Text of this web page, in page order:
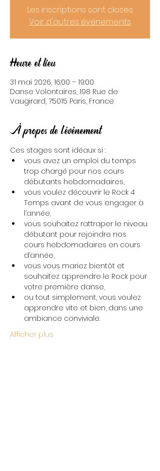
Les inscriptions sont closes
Voir d'autres événements
Heure et lieu
31 mai 2026, 16:00 – 19:00
Danse Volontaires, 198 Rue de
Vaugirard, 75015 Paris, France
À propos de l'événement
Ces stages sont idéaux si :
vous avez un emploi du temps
trop chargé pour nos cours
débutants hebdomadaires,
vous voulez découvrir le Rock 4
Temps avant de vous engager à
l’année,
vous souhaitez rattraper le niveau
débutant pour rejoindre nos
cours hebdomadaires en cours
d’année,
vous vous mariez bientôt et
souhaitez apprendre le Rock pour
votre première danse,
ou tout simplement, vous voulez
apprendre vite et bien, dans une
ambiance conviviale.
Afficher plus